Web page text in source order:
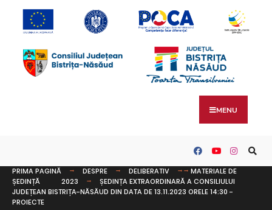
MENU
PRIMA PAGINĂ DESPRE DELIBERATIV
MATERIALE DE
ȘEDINȚĂ
2023
ȘEDINȚA EXTRAORDINARĂ A CONSILIULUI
JUDEȚEAN BISTRIȚA-NĂSĂUD DIN DATA DE 13.11.2023 ORELE 14:30 -
PROIECTE